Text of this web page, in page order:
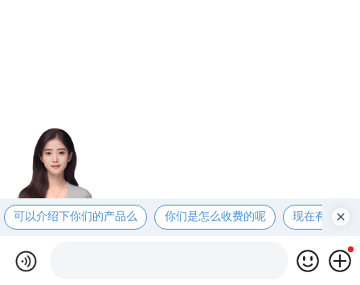
可以介绍下你们的产品么 你们是怎么收费的呢 现在有优惠